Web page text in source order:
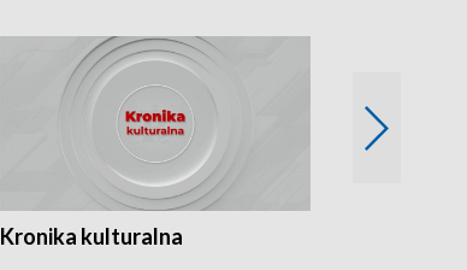
Kronika kulturalna